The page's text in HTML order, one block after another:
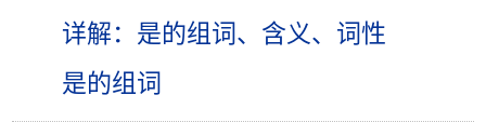
详解：是的组词、含义、词性
是的组词